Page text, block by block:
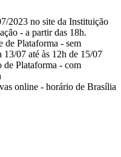
2023 no site da Instituição
- a partir das 18h.
de Plataforma - sem
07 até às 12h de 15/07
de Plataforma - com
online - horário de Brasília